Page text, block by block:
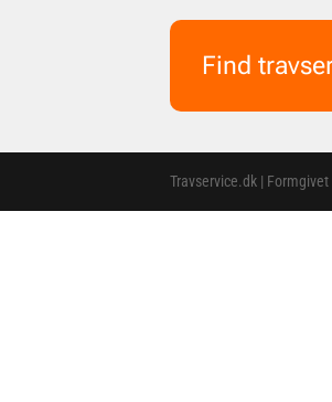
Find
Travservice.dk |